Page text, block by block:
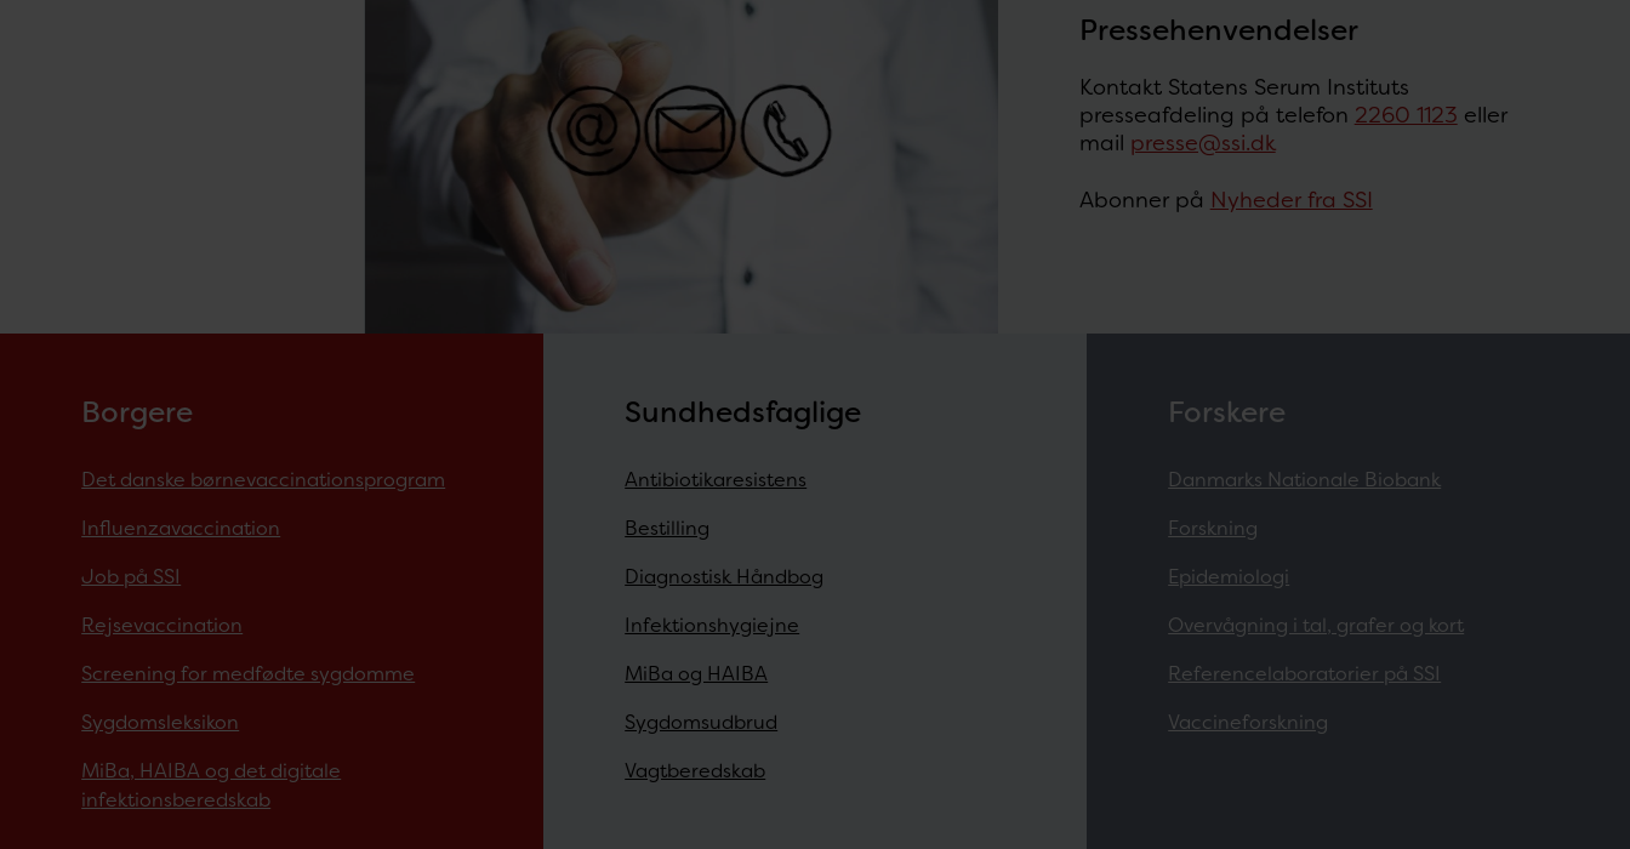
Pressehenvendelser
Kontakt Statens Serum Instituts
presseafdeling på telefon 2260 1123 eller
mail presse@ssi.dk
Abonner på Nyheder fra SSI
Borgere
Det danske børnevaccinationsprogram
Influenzavaccination
Job på SSI
Rejsevaccination
Screening for medfødte sygdomme
Sygdomsleksikon
MiBa, HAIBA og det digitale
infektionsberedskab
Sundhedsfaglige
Antibiotikaresistens
Bestilling
Diagnostisk Håndbog
Infektionshygiejne
MiBa og HAIBA
Sygdomsudbrud
Vagtberedskab
Forskere
Danmarks Nationale Biobank
Forskning
Epidemiologi
Overvågning i tal, grafer og kort
Referencelaboratorier på SSI
Vaccineforskning